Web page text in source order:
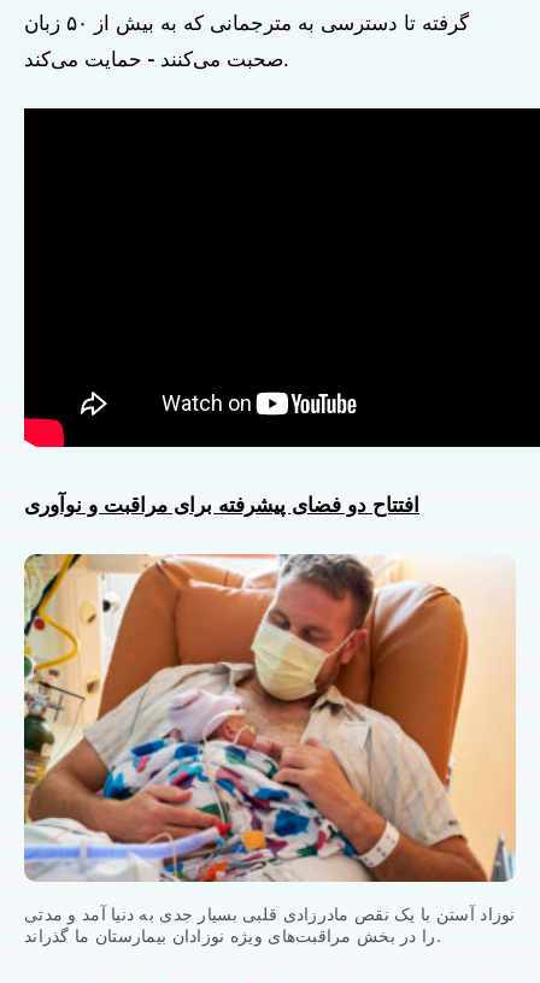
گرفته تا دسترسی به مترجمانی که به بیش از ۵۰ زبان
صحبت می‌کنند - حمایت می‌کند.
افتتاح دو فضای پیشرفته برای مراقبت و نوآوری
نوزاد آستن با یک نقص مادرزادی قلبی بسیار جدی به دنیا آمد و مدتی
را در بخش مراقبت‌های ویژه نوزادان بیمارستان ما گذراند.